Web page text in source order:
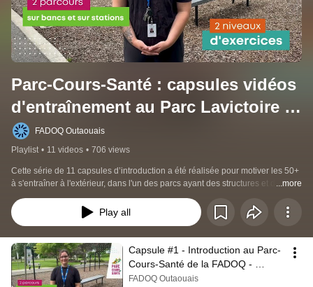
Parc-Cours-Santé : capsules vidéos
d'entraînement au Parc Lavictoire à
Gatineau
FADOQ Outaouais
Playlist • 11 videos • 706 views
Cette série de 11 capsules d’introduction a été réalisée pour motiver les 50+
à s'entraîner à l'extérieur, dans l'un des parcs ayant des structures et des
bancs d'exercices.
...more
Play all
Capsule #1 - Introduction au Parc-
Cours-Santé de la FADOQ -
Région Outaouais
FADOQ Outaouais